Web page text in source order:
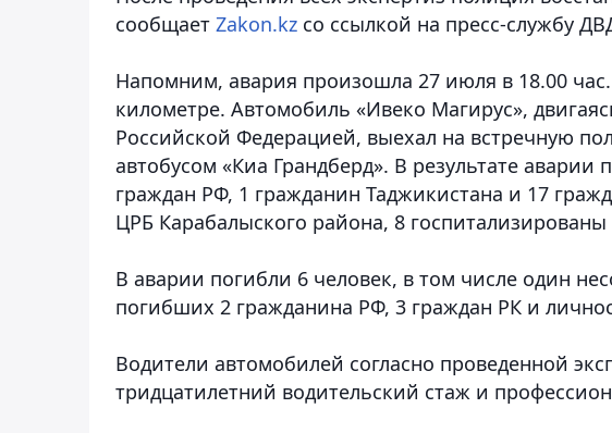
сообщает Zakon.kz со ссылкой на пресс-службу
Напомним, авария произошла 27 июля в 18.00
километре. Автомобиль «Ивеко Магирус»,
Российской Федерацией, выехал на встречную
автобусом «Киа Грандберд». В результате
граждан РФ, 1 гражданин Таджикистана и 17
ЦРБ Карабалыского района, 8
В аварии погибли 6 человек, в том числе один
погибших 2 гражданина РФ, 3 граждан РК и
Водители автомобилей согласно проведенной
тридцатилетний водительский стаж и